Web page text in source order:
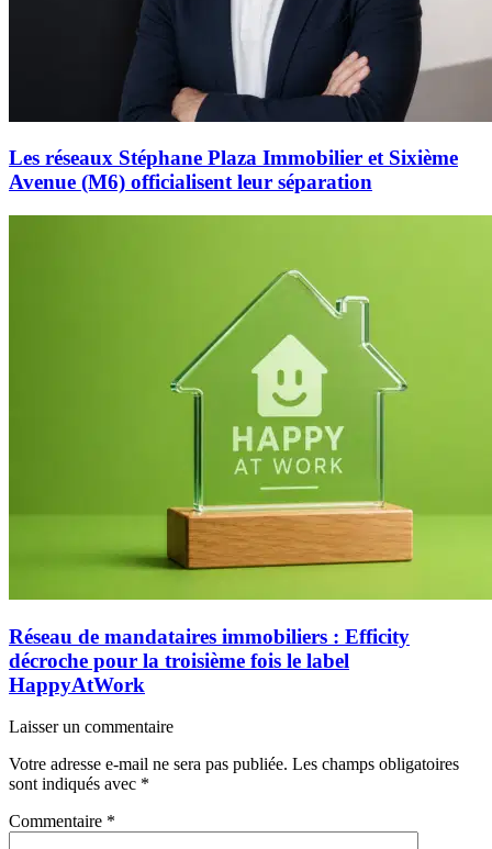
Les réseaux Stéphane Plaza Immobilier et Sixième
Avenue (M6) officialisent leur séparation
Réseau de mandataires immobiliers : Efficity
décroche pour la troisième fois le label
HappyAtWork
Laisser un commentaire
Votre adresse e-mail ne sera pas publiée. Les champs obligatoires
sont indiqués avec *
Commentaire *